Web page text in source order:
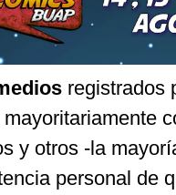
registrados
y otros -la
personal de